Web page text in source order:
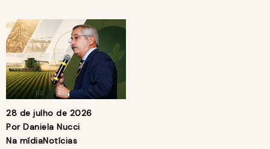
28 de julho de 2026
Por Daniela Nucci
Na mídiaNotícias